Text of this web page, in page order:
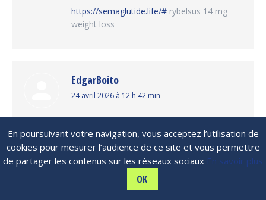
En poursuivant votre navigation, vous acceptez l’utilisation de
cookies pour mesurer l’audience de ce site et vous permettre
de partager les contenus sur les réseaux sociaux En savoir plus
OK
https://semaglutide.life/# rybelsus 14 mg
weight loss
EdgarBoito
dit
24 avril 2026 à 12 h 42 min
stromectol reviews:stromectol reviews–
ivermectin for sale